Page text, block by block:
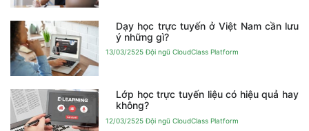
Dạy học trực tuyến ở Việt Nam cần lưu
ý những gì?
13/03/2525 Đội ngũ CloudClass Platform
Lớp học trực tuyến liệu có hiệu quả hay
không?
12/03/2525 Đội ngũ CloudClass Platform